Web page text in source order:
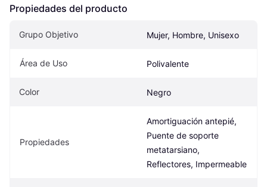
Propiedades del producto
Grupo Objetivo Mujer, Hombre, Unisexo
Área de Uso Polivalente
Color Negro
Propiedades
Amortiguación antepié,
Puente de soporte
metatarsiano,
Reflectores, Impermeable